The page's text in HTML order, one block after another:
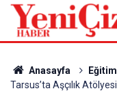
Anasayfa Eğitim
Tarsus’ta Aşçılık